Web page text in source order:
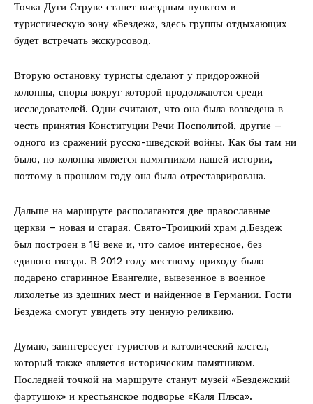
Точка Дуги Струве станет въездным пунктом в
туристическую зону «Бездеж», здесь группы отдыхающих
будет встречать экскурсовод.
Вторую остановку туристы сделают у придорожной
колонны, споры вокруг которой продолжаются среди
исследователей. Одни считают, что она была возведена в
честь принятия Конституции Речи Посполитой, другие –
одного из сражений русско-шведской войны. Как бы там ни
было, но колонна является памятником нашей истории,
поэтому в прошлом году она была отреставрирована.
Дальше на маршруте располагаются две православные
церкви – новая и старая. Свято-Троицкий храм д.Бездеж
был построен в 18 веке и, что самое интересное, без
единого гвоздя. В 2012 году местному приходу было
подарено старинное Евангелие, вывезенное в военное
лихолетье из здешних мест и найденное в Германии. Гости
Бездежа смогут увидеть эту ценную реликвию.
Думаю, заинтересует туристов и католический костел,
который также является историческим памятником.
Последней точкой на маршруте станут музей «Бездежский
фартушок» и крестьянское подворье «Каля Плэса».